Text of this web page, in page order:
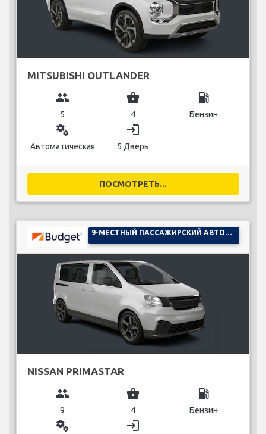
MITSUBISHI OUTLANDER
group
5
business_center
4
local_gas_station
Бензин
miscellaneous_services
Автоматическая
login
5 Дверь
ПОСМОТРЕТЬ...
9-МЕСТНЫЙ ПАССАЖИРСКИЙ АВТОМОБИЛЬ
NISSAN PRIMASTAR
group
9
business_center
4
local_gas_station
Бензин
miscellaneous_services login